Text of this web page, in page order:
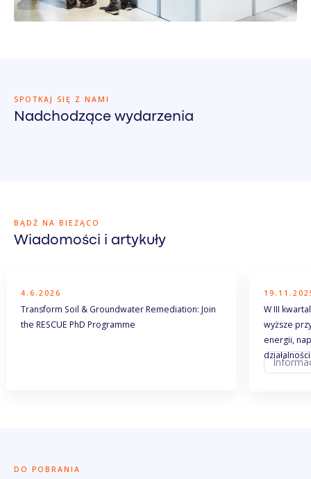
SPOTKAJ SIĘ Z NAMI
Nadchodzące wydarzenia
BĄDŹ NA BIEŻĄCO
Wiadomości i artykuły
4.6.2026
Transform Soil & Groundwater Remediation: Join
the RESCUE PhD Programme
W III
wyższe
energii,
DO POBRANIA